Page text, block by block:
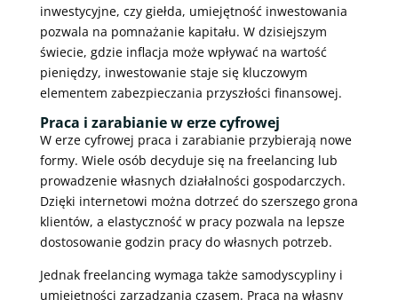
inwestycyjne, czy giełda, umiejętność inwestowania
pozwala na pomnażanie kapitału. W dzisiejszym
świecie, gdzie inflacja może wpływać na wartość
pieniędzy, inwestowanie staje się kluczowym
elementem zabezpieczania przyszłości finansowej.
Praca i zarabianie w erze cyfrowej
W erze cyfrowej praca i zarabianie przybierają nowe
formy. Wiele osób decyduje się na freelancing lub
prowadzenie własnych działalności gospodarczych.
Dzięki internetowi można dotrzeć do szerszego grona
klientów, a elastyczność w pracy pozwala na lepsze
dostosowanie godzin pracy do własnych potrzeb.
Jednak freelancing wymaga także samodyscypliny i
umiejętności zarządzania czasem. Praca na własny